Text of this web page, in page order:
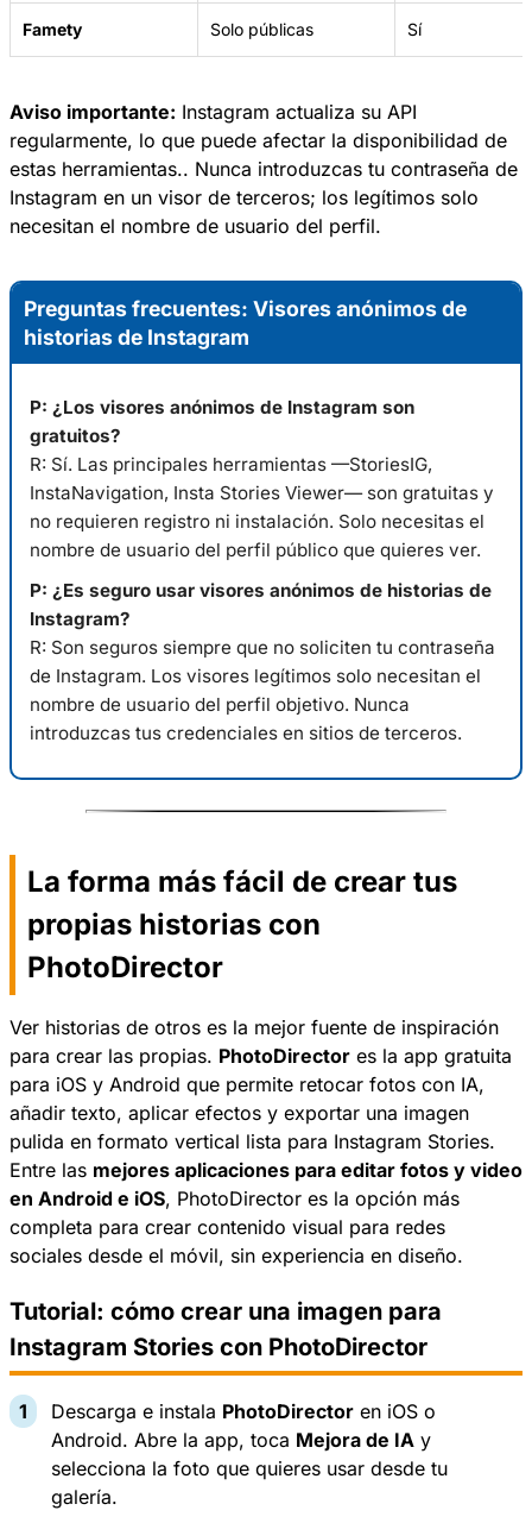
Famety Solo públicas Sí
Aviso importante: Instagram actualiza su API
regularmente, lo que puede afectar la disponibilidad de
estas herramientas.. Nunca introduzcas tu contraseña de
Instagram en un visor de terceros; los legítimos solo
necesitan el nombre de usuario del perfil.
Preguntas frecuentes: Visores anónimos de
historias de Instagram
P: ¿Los visores anónimos de Instagram son
gratuitos?
R: Sí. Las principales herramientas —StoriesIG,
InstaNavigation, Insta Stories Viewer— son gratuitas y
no requieren registro ni instalación. Solo necesitas el
nombre de usuario del perfil público que quieres ver.
P: ¿Es seguro usar visores anónimos de historias de
Instagram?
R: Son seguros siempre que no soliciten tu contraseña
de Instagram. Los visores legítimos solo necesitan el
nombre de usuario del perfil objetivo. Nunca
introduzcas tus credenciales en sitios de terceros.
La forma más fácil de crear tus
propias historias con
PhotoDirector
Ver historias de otros es la mejor fuente de inspiración
para crear las propias. PhotoDirector es la app gratuita
para iOS y Android que permite retocar fotos con IA,
añadir texto, aplicar efectos y exportar una imagen
pulida en formato vertical lista para Instagram Stories.
Entre las mejores aplicaciones para editar fotos y video
en Android e iOS, PhotoDirector es la opción más
completa para crear contenido visual para redes
sociales desde el móvil, sin experiencia en diseño.
Tutorial: cómo crear una imagen para
Instagram Stories con PhotoDirector
Descarga e instala PhotoDirector en iOS o
Android. Abre la app, toca Mejora de IA y
selecciona la foto que quieres usar desde tu
galería.